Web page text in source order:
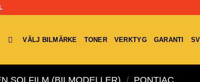
VÄLJ BILMÄRKE TONER VERKTYG GARANTI
SOLFILM (BILMODELLER) / PONTIAC